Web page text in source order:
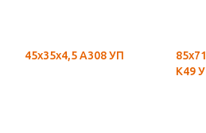
45х35х4,5 А308 УП
К49